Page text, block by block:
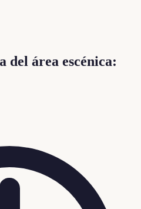
área escénica: